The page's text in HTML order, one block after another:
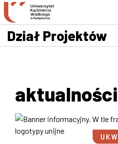
Przejdź do wyszukiwarki
Przejdź do treści
Przejdź do stopki - Kontakt
Dział Projektów
aktualności
UKW